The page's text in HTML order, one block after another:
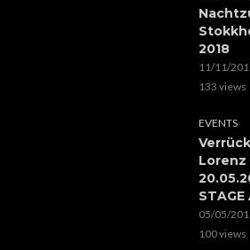
2018
11/11/
133 views
EVENTS
Lorenz
STAGE
05/05/
100 views